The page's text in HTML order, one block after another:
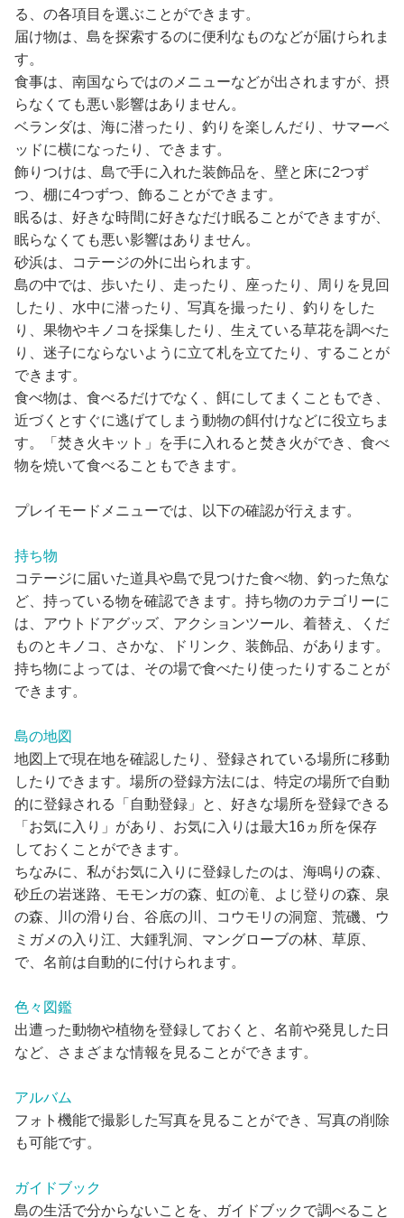
る、の各項目を選ぶことができます。
届け物は、島を探索するのに便利なものなどが届けられま
す。
食事は、南国ならではのメニューなどが出されますが、摂
らなくても悪い影響はありません。
ベランダは、海に潜ったり、釣りを楽しんだり、サマーベ
ッドに横になったり、できます。
飾りつけは、島で手に入れた装飾品を、壁と床に2つず
つ、棚に4つずつ、飾ることができます。
眠るは、好きな時間に好きなだけ眠ることができますが、
眠らなくても悪い影響はありません。
砂浜は、コテージの外に出られます。
島の中では、歩いたり、走ったり、座ったり、周りを見回
したり、水中に潜ったり、写真を撮ったり、釣りをした
り、果物やキノコを採集したり、生えている草花を調べた
り、迷子にならないように立て札を立てたり、することが
できます。
食べ物は、食べるだけでなく、餌にしてまくこともでき、
近づくとすぐに逃げてしまう動物の餌付けなどに役立ちま
す。「焚き火キット」を手に入れると焚き火ができ、食べ
物を焼いて食べることもできます。
プレイモードメニューでは、以下の確認が行えます。
持ち物
コテージに届いた道具や島で見つけた食べ物、釣った魚な
ど、持っている物を確認できます。持ち物のカテゴリーに
は、アウトドアグッズ、アクションツール、着替え、くだ
ものとキノコ、さかな、ドリンク、装飾品、があります。
持ち物によっては、その場で食べたり使ったりすることが
できます。
島の地図
地図上で現在地を確認したり、登録されている場所に移動
したりできます。場所の登録方法には、特定の場所で自動
的に登録される「自動登録」と、好きな場所を登録できる
「お気に入り」があり、お気に入りは最大16ヵ所を保存
しておくことができます。
ちなみに、私がお気に入りに登録したのは、海鳴りの森、
砂丘の岩迷路、モモンガの森、虹の滝、よじ登りの森、泉
の森、川の滑り台、谷底の川、コウモリの洞窟、荒磯、ウ
ミガメの入り江、大鍾乳洞、マングローブの林、草原、
で、名前は自動的に付けられます。
色々図鑑
出遭った動物や植物を登録しておくと、名前や発見した日
など、さまざまな情報を見ることができます。
アルバム
フォト機能で撮影した写真を見ることができ、写真の削除
も可能です。
ガイドブック
島の生活で分からないことを、ガイドブックで調べること